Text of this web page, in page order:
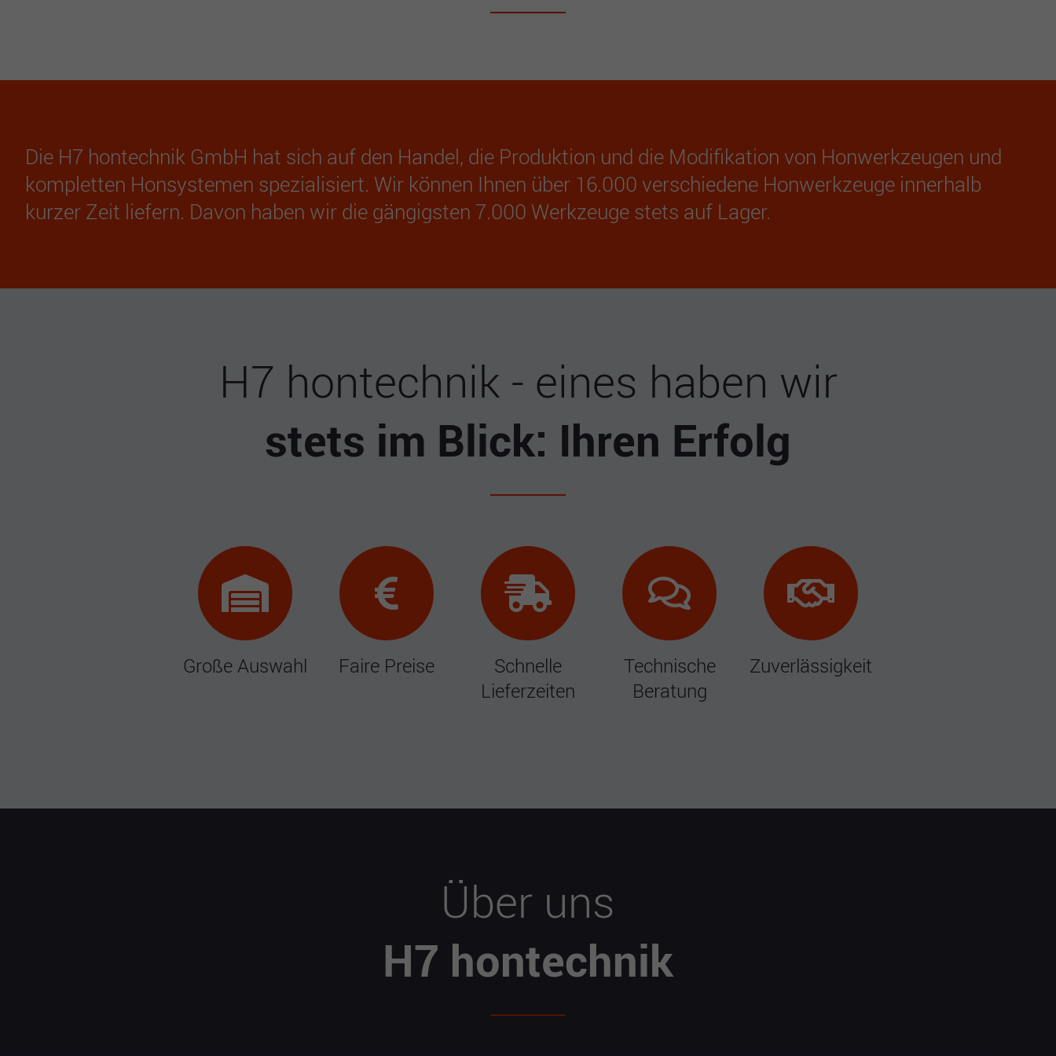
Die H7 hontechnik GmbH hat sich auf den Handel, die Produktion und die Modifikation von Honwerkzeugen und
kompletten Honsystemen spezialisiert. Wir können Ihnen über 16.000 verschiedene Honwerkzeuge innerhalb
kurzer Zeit liefern. Davon haben wir die gängigsten 7.000 Werkzeuge stets auf Lager.
H7 hontechnik - eines haben wir
stets im Blick: Ihren Erfolg
Große Auswahl Faire Preise
Schnelle
Lieferzeiten
Technische
Beratung
Zuverlässigkeit
Über uns
H7 hontechnik